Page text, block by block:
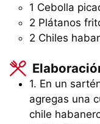
1 Cebolla
2 Plátanos
2 Chiles
1. En un
agregas una
chile